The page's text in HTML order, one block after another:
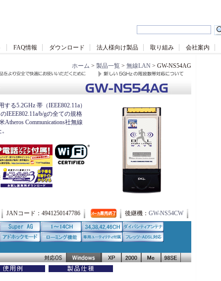
FAQ情報 ダウンロード 法人様向け製品 取り組み 会社案内
ホーム > 製品一覧 > 無線LAN > GW-NS54AG
る5.2GHz 帯（IEEE802.11a）
IEEE802.11a/b/gの全ての規格
Communications社無線
JANコード：4941250147786 後継機： GW-NS54CW